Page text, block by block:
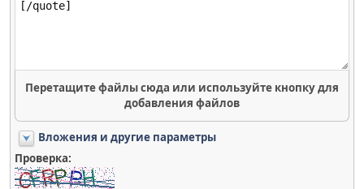
Перетащите файлы сюда или используйте кнопку для
добавления файлов
Вложения и другие параметры
Проверка: